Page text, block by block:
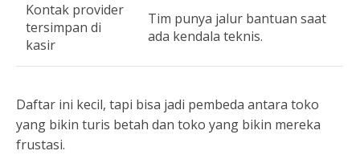
Kontak provider
tersimpan di
kasir
Tim punya jalur bantuan saat
ada kendala teknis.
Daftar ini kecil, tapi bisa jadi pembeda antara toko
yang bikin turis betah dan toko yang bikin mereka
frustasi.